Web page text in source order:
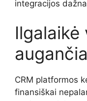
integracijos
Ilgalaikė
CRM platformos
finansiškai